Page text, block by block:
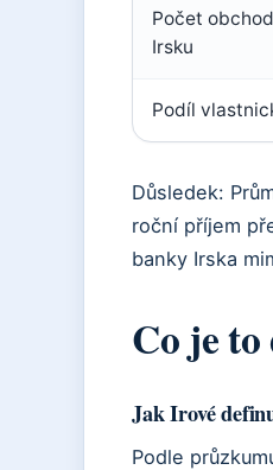
Počet
Irsku
Podíl
Důsledek:
roční příjem
banky Irska
Co je
Jak Irové
Podle